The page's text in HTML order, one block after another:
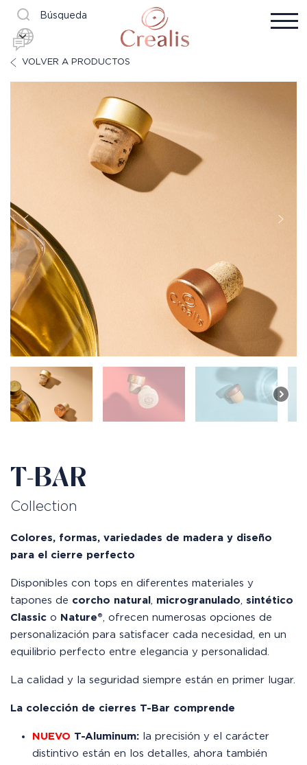
Búsqueda
VOLVER A PRODUCTOS
T-BAR
Collection
Colores, formas, variedades de madera y diseño
para el cierre perfecto
Disponibles con tops en diferentes materiales y
tapones de corcho natural , microgranulado, sintético
Classic o Nature®, ofrecen numerosas opciones de
personalización para satisfacer cada necesidad, en un
equilibrio perfecto entre elegancia y personalidad.
La calidad y la seguridad siempre están en primer lugar.
La colección de cierres T-Bar comprende
NUEVO T-Aluminum: la precisión y el carácter
distintivo están en los detalles, ahora también